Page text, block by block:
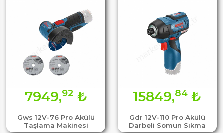
Gws 12V-76 Pro Akülü
Taşlama Makinesi
7949,92 ₺
Gdr 12V-110 Pro Akülü
Darbeli Somun Sıkma
15849,84 ₺